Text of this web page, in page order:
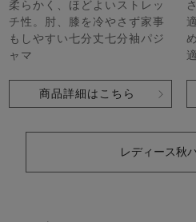
柔らかく、ほどよいストレッ
チ性。肘、膝を冷やさず家事
もしやすい七分丈七分袖パジ
ャマ
商品詳細はこちら
適
レディース秋